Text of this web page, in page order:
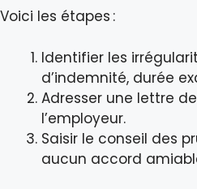
Voici les étapes :
Identifier les
d’indemnité, durée
Adresser une lettre
l’employeur.
Saisir le conseil des
aucun accord